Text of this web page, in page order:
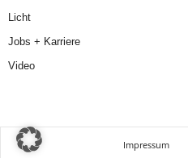
Licht
Jobs + Karriere
Video
Impressum